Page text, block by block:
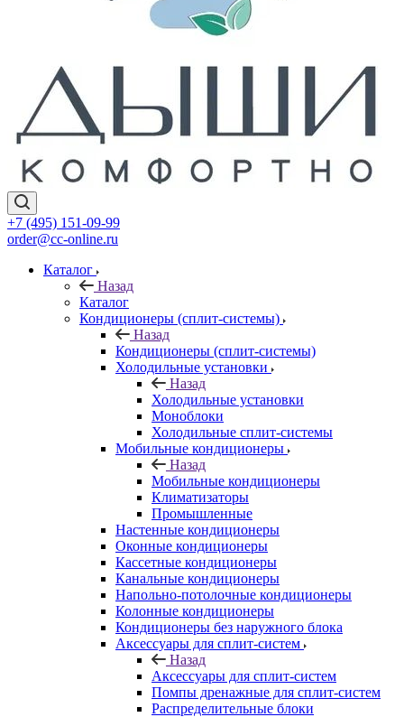
+7 (495) 151-09-99
order@cc-online.ru
Каталог
Назад
Каталог
Кондиционеры (сплит-системы)
Назад
Кондиционеры (сплит-системы)
Холодильные установки
Назад
Холодильные установки
Моноблоки
Холодильные сплит-системы
Мобильные кондиционеры
Назад
Мобильные кондиционеры
Климатизаторы
Промышленные
Настенные кондиционеры
Оконные кондиционеры
Кассетные кондиционеры
Канальные кондиционеры
Напольно-потолочные кондиционеры
Колонные кондиционеры
Кондиционеры без наружного блока
Аксессуары для сплит-систем
Назад
Аксессуары для сплит-систем
Помпы дренажные для сплит-систем
Распределительные блоки